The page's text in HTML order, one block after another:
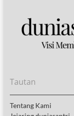
Tautan
Tentang Kami